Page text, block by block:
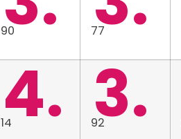
90 77
4.
14 3.
92